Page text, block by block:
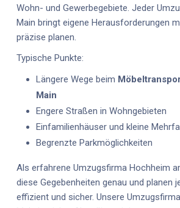
Wohn- und Gewerbegebiete. Jeder
Main bringt eigene Herausforderungen
präzise planen.
Typische Punkte:
Längere Wege beim
Main
Engere Straßen in Wohngebieten
Einfamilienhäuser und kleine
Begrenzte Parkmöglichkeiten
Als erfahrene Umzugsfirma Hochheim
diese Gegebenheiten genau und planen
effizient und sicher. Unsere